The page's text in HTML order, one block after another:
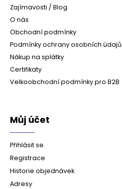
Zajímavosti / Blog
O nás
Obchodní podmínky
Podmínky ochrany osobních údajů
Nákup na splátky
Certifikaty
Velkoobchodní podmínky pro B2B
Můj účet
Přihlásit se
Registrace
Historie objednávek
Adresy